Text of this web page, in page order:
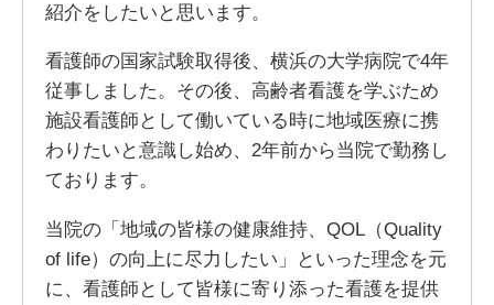
紹介をしたいと思います。
看護師の国家試験取得後、横浜の大学病院で4年
従事しました。その後、高齢者看護を学ぶため
施設看護師として働いている時に地域医療に携
わりたいと意識し始め、2年前から当院で勤務し
ております。
当院の「地域の皆様の健康維持、QOL（Quality
of life）の向上に尽力したい」といった理念を元
に、看護師として皆様に寄り添った看護を提供